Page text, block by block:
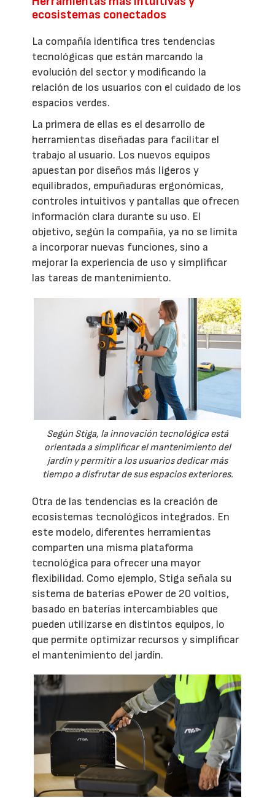
ecosistemas conectados
La compañía identifica tres tendencias
tecnológicas que están marcando la
evolución del sector y modificando la
relación de los usuarios con el cuidado de los
espacios verdes.
La primera de ellas es el desarrollo de
herramientas diseñadas para facilitar el
trabajo al usuario. Los nuevos equipos
apuestan por diseños más ligeros y
equilibrados, empuñaduras ergonómicas,
controles intuitivos y pantallas que ofrecen
información clara durante su uso. El
objetivo, según la compañía, ya no se limita
a incorporar nuevas funciones, sino a
mejorar la experiencia de uso y simplificar
las tareas de mantenimiento.
Según Stiga, la innovación tecnológica está
orientada a simplificar el mantenimiento del
jardín y permitir a los usuarios dedicar más
tiempo a disfrutar de sus espacios exteriores.
Otra de las tendencias es la creación de
ecosistemas tecnológicos integrados. En
este modelo, diferentes herramientas
comparten una misma plataforma
tecnológica para ofrecer una mayor
flexibilidad. Como ejemplo, Stiga señala su
sistema de baterías ePower de 20 voltios,
basado en baterías intercambiables que
pueden utilizarse en distintos equipos, lo
que permite optimizar recursos y simplificar
el mantenimiento del jardín.